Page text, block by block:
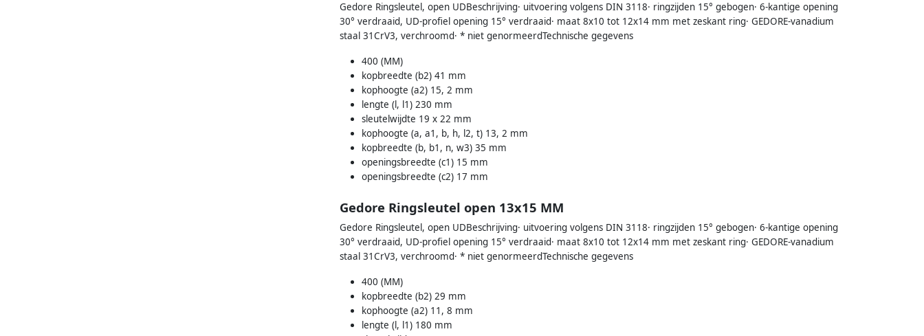
Gedore Ringsleutel, open UDBeschrijving· uitvoering volgens DIN 3118· ringzijden 15° gebogen· 6-kantige opening
30° verdraaid, UD-profiel opening 15° verdraaid· maat 8x10 tot 12x14 mm met zeskant ring· GEDORE-vanadium
staal 31CrV3, verchroomd· * niet genormeerdTechnische gegevens
400 (MM)
kopbreedte (b2) 41 mm
kophoogte (a2) 15, 2 mm
lengte (l, l1) 230 mm
sleutelwijdte 19 x 22 mm
kophoogte (a, a1, b, h, l2, t) 13, 2 mm
kopbreedte (b, b1, n, w3) 35 mm
openingsbreedte (c1) 15 mm
openingsbreedte (c2) 17 mm
Gedore Ringsleutel open 13x15 MM
Gedore Ringsleutel, open UDBeschrijving· uitvoering volgens DIN 3118· ringzijden 15° gebogen· 6-kantige opening
30° verdraaid, UD-profiel opening 15° verdraaid· maat 8x10 tot 12x14 mm met zeskant ring· GEDORE-vanadium
staal 31CrV3, verchroomd· * niet genormeerdTechnische gegevens
400 (MM)
kopbreedte (b2) 29 mm
kophoogte (a2) 11, 8 mm
lengte (l, l1) 180 mm